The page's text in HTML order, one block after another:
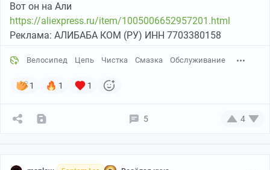
Вот он на Али
https://aliexpress.ru/item/1005006652957201.html
Реклама: АЛИБАБА КОМ (РУ) ИНН 7703380158
Велосипед Цепь Чистка Смазка Обслуживание
1 1 1
5 4